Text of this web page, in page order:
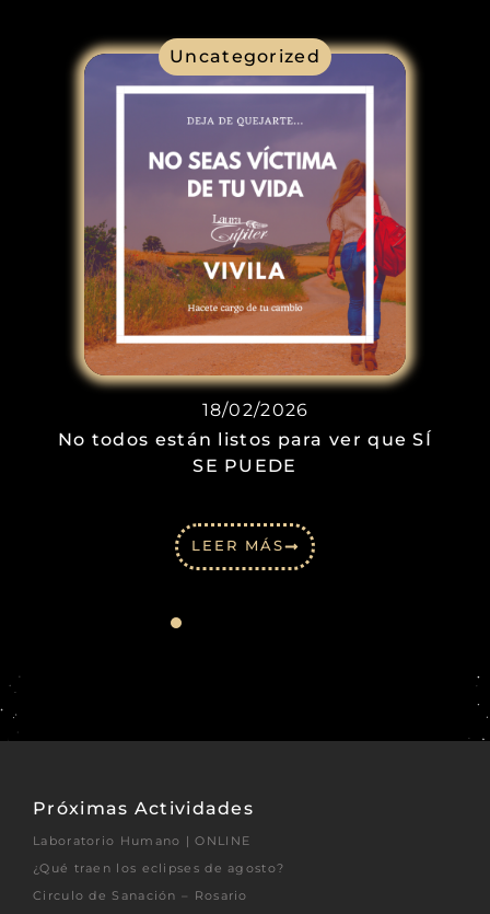
Uncategorized
18/02/2026
No todos están listos para ver que SÍ
SE PUEDE
LEER MÁS
Próximas Actividades
Laboratorio Humano | ONLINE
¿Qué traen los eclipses de agosto?
Circulo de Sanación – Rosario